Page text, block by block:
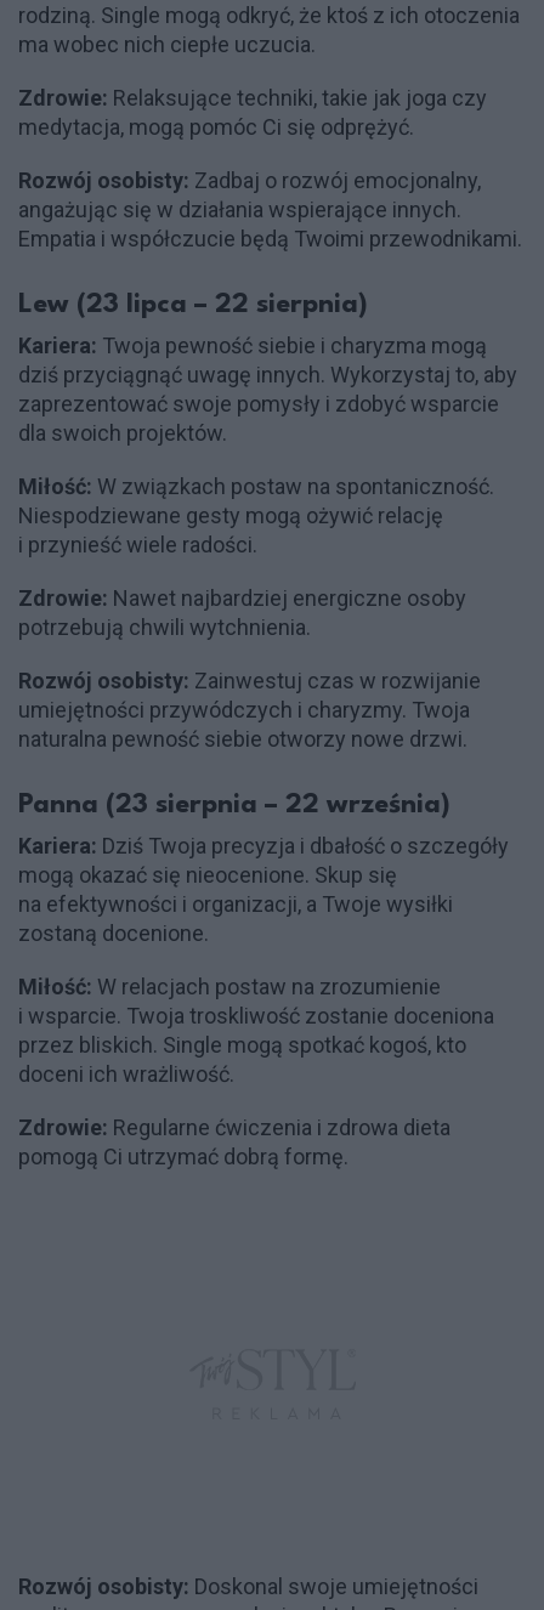
rodziną. Single mogą odkryć, że ktoś z ich otoczenia
ma wobec nich ciepłe uczucia.
Zdrowie: Relaksujące techniki, takie jak joga czy
medytacja, mogą pomóc Ci się odprężyć.
Rozwój osobisty: Zadbaj o rozwój emocjonalny,
angażując się w działania wspierające innych.
Empatia i współczucie będą Twoimi przewodnikami.
Lew (23 lipca – 22 sierpnia)
Kariera: Twoja pewność siebie i charyzma mogą
dziś przyciągnąć uwagę innych. Wykorzystaj to, aby
zaprezentować swoje pomysły i zdobyć wsparcie
dla swoich projektów.
Miłość: W związkach postaw na spontaniczność.
Niespodziewane gesty mogą ożywić relację
i przynieść wiele radości.
Zdrowie: Nawet najbardziej energiczne osoby
potrzebują chwili wytchnienia.
Rozwój osobisty: Zainwestuj czas w rozwijanie
umiejętności przywódczych i charyzmy. Twoja
naturalna pewność siebie otworzy nowe drzwi.
Panna (23 sierpnia – 22 września)
Kariera: Dziś Twoja precyzja i dbałość o szczegóły
mogą okazać się nieocenione. Skup się
na efektywności i organizacji, a Twoje wysiłki
zostaną docenione.
Miłość: W relacjach postaw na zrozumienie
i wsparcie. Twoja troskliwość zostanie doceniona
przez bliskich. Single mogą spotkać kogoś, kto
doceni ich wrażliwość.
Zdrowie: Regularne ćwiczenia i zdrowa dieta
pomogą Ci utrzymać dobrą formę.
Rozwój osobisty: Doskonal swoje umiejętności